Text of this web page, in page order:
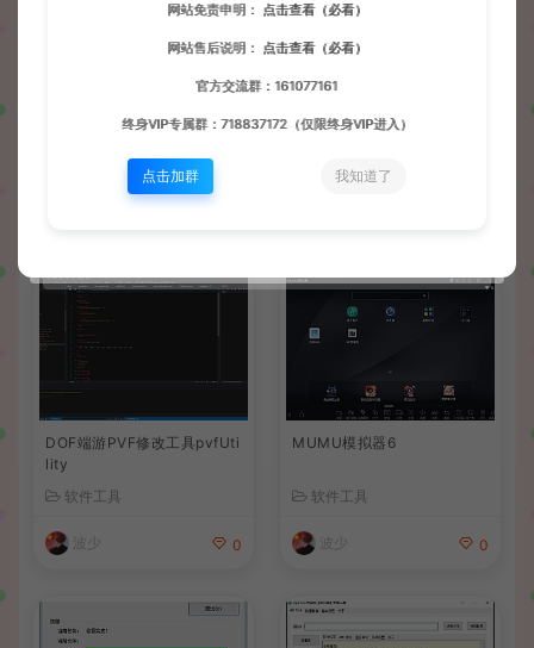
UE_27_x64破解版
notepad++中文版
常见问题
DOF端游PVF修改工具pvfUti
lity
软件工具
波少 0
MUMU模拟器6
软件工具
波少 0
网站免责申明： 点击查看（必看）
网站售后说明： 点击查看（必看）
官方交流群：161077161
终身VIP专属群：718837172（仅限终身VIP进入）
点击加群 我知道了